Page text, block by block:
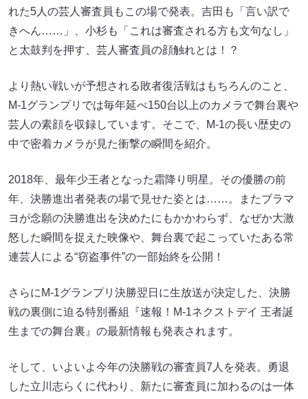
れた5人の芸人審査員もこの場で発表。吉田も「言い訳で
きへん……」、小杉も「これは審査される方も文句なし」
と太鼓判を押す、芸人審査員の顔触れとは！？
より熱い戦いが予想される敗者復活戦はもちろんのこと、
M-1グランプリでは毎年延べ150台以上のカメラで舞台裏や
芸人の素顔を収録しています。そこで、M-1の長い歴史の
中で密着カメラが見た衝撃の瞬間を紹介。
2018年、最年少王者となった霜降り明星。その優勝の前
年、決勝進出者発表の場で見せた姿とは……。またブラマ
ヨが念願の決勝進出を決めたにもかかわらず、なぜか大激
怒した瞬間を捉えた映像や、舞台裏で起こっていたある常
連芸人による“窃盗事件”の一部始終を公開！
さらにM-1グランプリ決勝翌日に生放送が決定した、決勝
戦の裏側に迫る特別番組『速報！M-1ネクストデイ 王者誕
生までの舞台裏』の最新情報も発表されます。
そして、いよいよ今年の決勝戦の審査員7人を発表。勇退
した立川志らくに代わり、新たに審査員に加わるのは一体